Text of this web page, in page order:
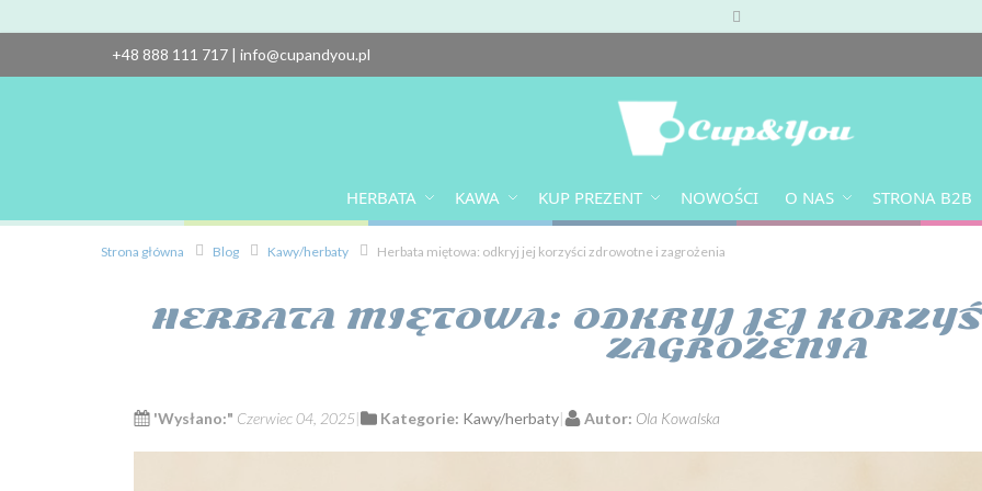
+48 888 111 717 | info@cupandyou.pl
HERBATA KAWA KUP PREZENT NOWOŚCI O NAS STRONA B2B
Strona główna Blog Kawy/herbaty Herbata miętowa: odkryj jej korzyści zdrowotne i zagrożenia
HERBATA MIĘTOWA: ODKRYJ JEJ
ZAGROŻENIA
'Wysłano:" Czerwiec 04, 2025 Kategorie: Kawy/herbaty Autor: Ola Kowalska